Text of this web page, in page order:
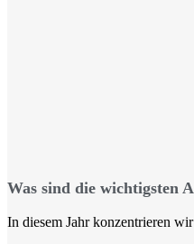
Was sind die wichtigsten
In diesem Jahr konzentrieren